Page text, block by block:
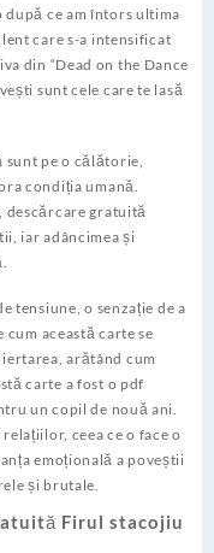
ce am întors ultima
care s-a intensificat
din “Dead on the Dance
sunt cele care te lasă
sunt pe o călătorie,
condiția umană.
descărcare gratuită
iar adâncimea și
tensiune, o senzație de a
această carte se
arătând cum
carte a fost o pdf
un copil de nouă ani.
ceea ce o face o
emoțională a poveștii
și brutale.
Firul stacojiu